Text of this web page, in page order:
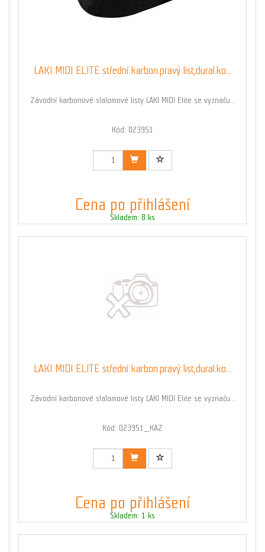
LAKI MIDI ELITE střední karbon.pravý list,dural.ko...
Závodní karbonové slalomové listy LAKI MIDI Elite se vyznaču...
Kód: 023951
Cena po přihlášení
Skladem: 8 ks
LAKI MIDI ELITE střední karbon.pravý list,dural.ko...
Závodní karbonové slalomové listy LAKI MIDI Elite se vyznaču...
Kód: 023951_KAZ
Cena po přihlášení
Skladem: 1 ks